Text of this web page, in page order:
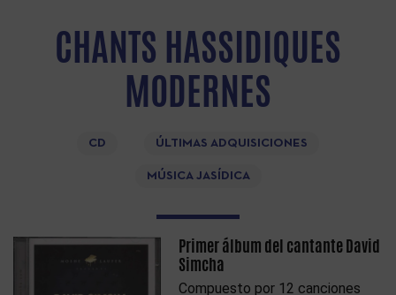
CHANTS HASSIDIQUES
MODERNES
CD ÚLTIMAS ADQUISICIONES
MÚSICA JASÍDICA
Primer álbum del cantante David
Simcha
Compuesto por 12 canciones